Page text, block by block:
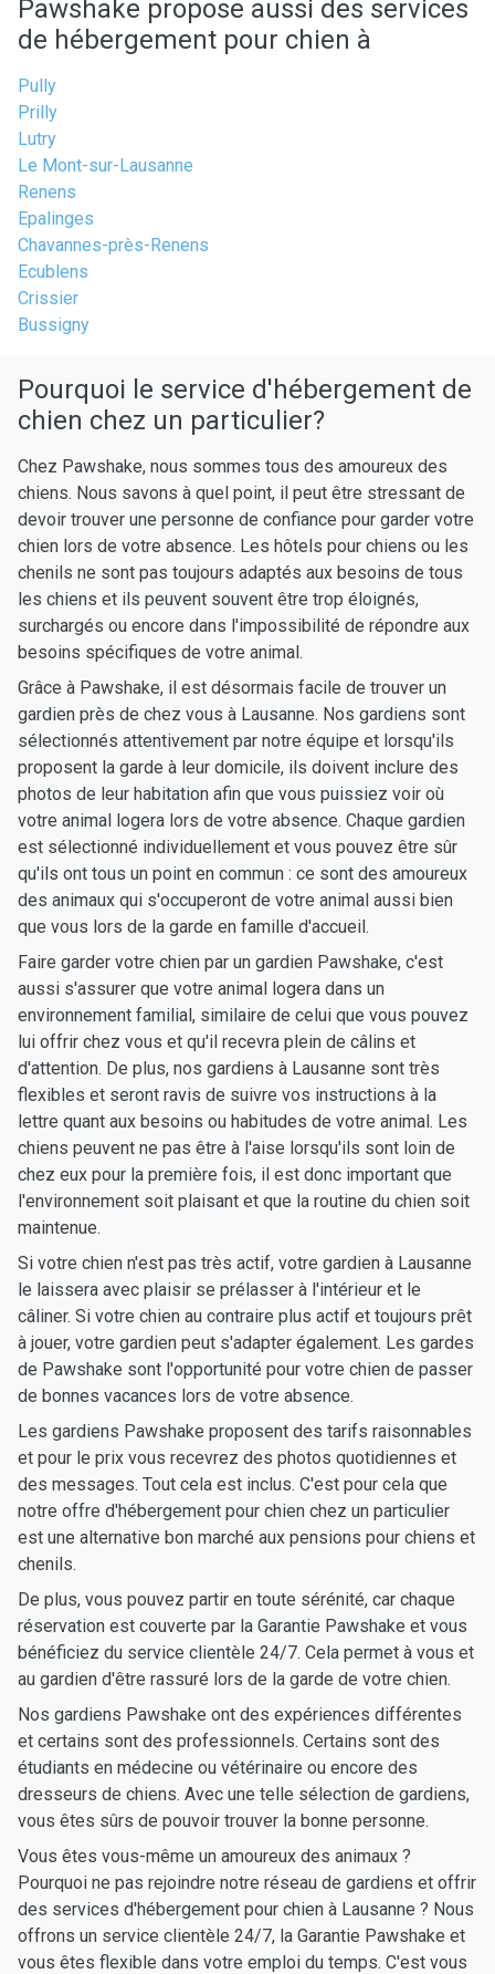
Pawshake propose aussi des services
de hébergement pour chien à
Pully
Prilly
Lutry
Le Mont-sur-Lausanne
Renens
Epalinges
Chavannes-près-Renens
Ecublens
Crissier
Bussigny
Pourquoi le service d'hébergement de
chien chez un particulier?
Chez Pawshake, nous sommes tous des amoureux des
chiens. Nous savons à quel point, il peut être stressant de
devoir trouver une personne de confiance pour garder votre
chien lors de votre absence. Les hôtels pour chiens ou les
chenils ne sont pas toujours adaptés aux besoins de tous
les chiens et ils peuvent souvent être trop éloignés,
surchargés ou encore dans l'impossibilité de répondre aux
besoins spécifiques de votre animal.
Grâce à Pawshake, il est désormais facile de trouver un
gardien près de chez vous à Lausanne. Nos gardiens sont
sélectionnés attentivement par notre équipe et lorsqu'ils
proposent la garde à leur domicile, ils doivent inclure des
photos de leur habitation afin que vous puissiez voir où
votre animal logera lors de votre absence. Chaque gardien
est sélectionné individuellement et vous pouvez être sûr
qu'ils ont tous un point en commun : ce sont des amoureux
des animaux qui s'occuperont de votre animal aussi bien
que vous lors de la garde en famille d'accueil.
Faire garder votre chien par un gardien Pawshake, c'est
aussi s'assurer que votre animal logera dans un
environnement familial, similaire de celui que vous pouvez
lui offrir chez vous et qu'il recevra plein de câlins et
d'attention. De plus, nos gardiens à Lausanne sont très
flexibles et seront ravis de suivre vos instructions à la
lettre quant aux besoins ou habitudes de votre animal. Les
chiens peuvent ne pas être à l'aise lorsqu'ils sont loin de
chez eux pour la première fois, il est donc important que
l'environnement soit plaisant et que la routine du chien soit
maintenue.
Si votre chien n'est pas très actif, votre gardien à Lausanne
le laissera avec plaisir se prélasser à l'intérieur et le
câliner. Si votre chien au contraire plus actif et toujours prêt
à jouer, votre gardien peut s'adapter également. Les gardes
de Pawshake sont l'opportunité pour votre chien de passer
de bonnes vacances lors de votre absence.
Les gardiens Pawshake proposent des tarifs raisonnables
et pour le prix vous recevrez des photos quotidiennes et
des messages. Tout cela est inclus. C'est pour cela que
notre offre d'hébergement pour chien chez un particulier
est une alternative bon marché aux pensions pour chiens et
chenils.
De plus, vous pouvez partir en toute sérénité, car chaque
réservation est couverte par la Garantie Pawshake et vous
bénéficiez du service clientèle 24/7. Cela permet à vous et
au gardien d'être rassuré lors de la garde de votre chien.
Nos gardiens Pawshake ont des expériences différentes
et certains sont des professionnels. Certains sont des
étudiants en médecine ou vétérinaire ou encore des
dresseurs de chiens. Avec une telle sélection de gardiens,
vous êtes sûrs de pouvoir trouver la bonne personne.
Vous êtes vous-même un amoureux des animaux ?
Pourquoi ne pas rejoindre notre réseau de gardiens et offrir
des services d'hébergement pour chien à Lausanne ? Nous
offrons un service clientèle 24/7, la Garantie Pawshake et
vous êtes flexible dans votre emploi du temps. C'est vous